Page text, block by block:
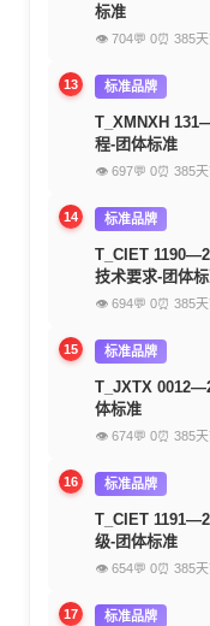
标准
👁 704💬 0⏰ 385
13 标准品牌
T_XMNXH
程-团体标准
👁 697💬 0⏰ 385
14 标准品牌
T_CIET
技术要求-团体
👁 694💬 0⏰ 385
15 标准品牌
T_JXTX
体标准
👁 674💬 0⏰ 385
16 标准品牌
T_CIET
级-团体标准
👁 654💬 0⏰ 385
17 标准品牌